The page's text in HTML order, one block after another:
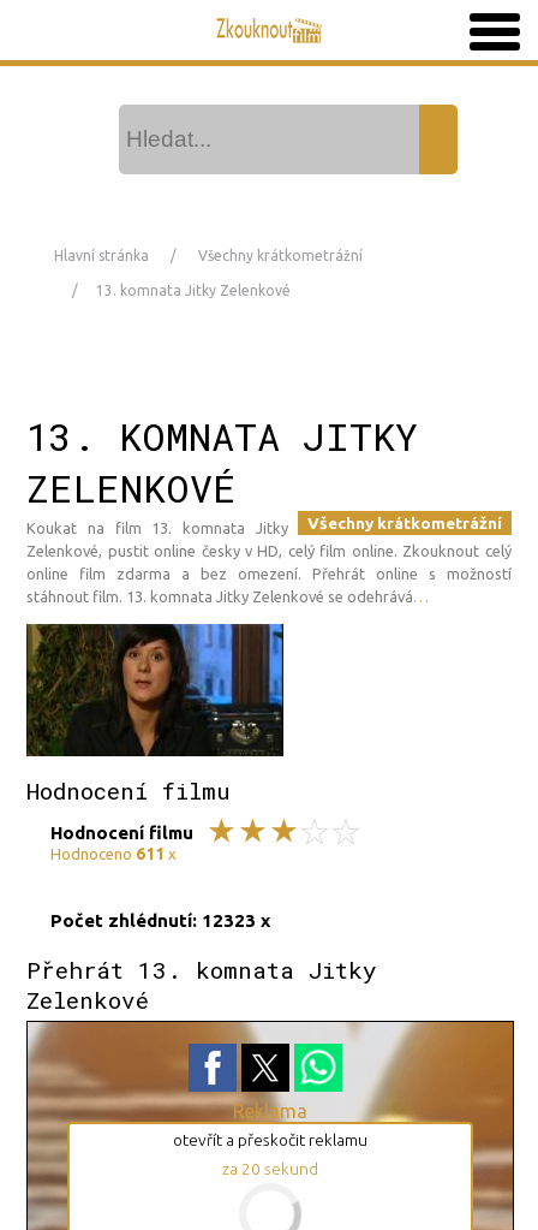
Hlavní stránka Všechny krátkometrážní
13. komnata Jitky Zelenkové
13. KOMNATA JITKY
ZELENKOVÉ
Všechny krátkometrážní
Koukat na film 13. komnata Jitky
Zelenkové, pustit online česky v HD, celý film online. Zkouknout celý
online film zdarma a bez omezení. Přehrát online s možností
stáhnout film. 13. komnata Jitky Zelenkové se odehrává
Hodnocení filmu
Hodnocení filmu
Hodnoceno 611x
Počet zhlédnutí: 12323 x
Přehrát 13. komnata Jitky
Zelenkové
Reklama
otevřít a přeskočit reklamu
za 19 sekund